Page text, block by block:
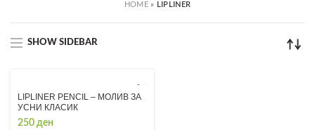
HOME» LIPLINER
SHOW SIDEBAR
LIPLINER PENCIL – МОЛИВ ЗА
УСНИ КЛАСИК
250 ден